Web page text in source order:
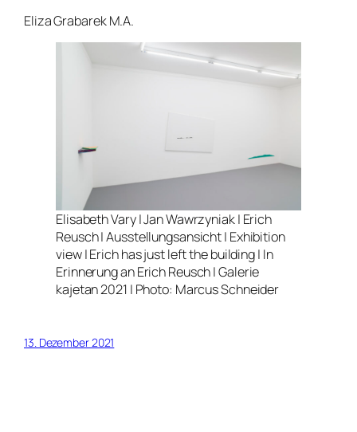
Eliza Grabarek M.A.
Elisabeth Vary | Jan Wawrzyniak | Erich
Reusch | Ausstellungsansicht | Exhibition
view | Erich has just left the building | In
Erinnerung an Erich Reusch | Galerie
kajetan 2021 | Photo: Marcus Schneider
13. Dezember 2021